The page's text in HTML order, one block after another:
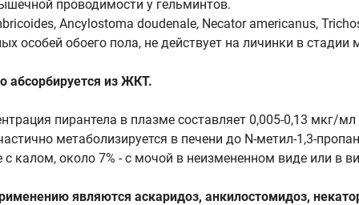
проводимости у гельминтов.
Ancylostoma doudenale, Necator americanus,
особей обоего пола, не действует на личинки в стадии
абсорбируется из ЖКТ.
пирантела в плазме составляет 0,005-0,13 мкг/мл
метаболизируется в печени до N-метил-1,3-
калом, около 7% - с мочой в неизмененном виде или в
являются аскаридоз, анкилостомидоз,